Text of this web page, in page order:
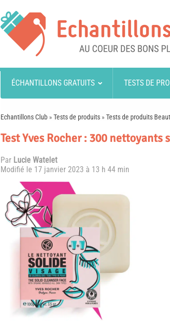
ÉCHANTILLONS GRATUITS TESTS DE
Echantillons Club »Tests de produits »Tests de produits
Test Yves Rocher : 300 nettoyants
Par Lucie Watelet
Modifié le 17 janvier 2023 à 13 h 44 min